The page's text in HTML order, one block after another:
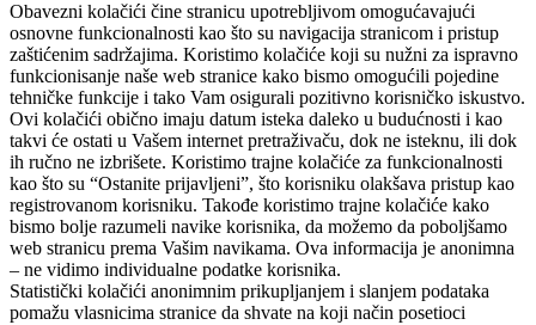
Obavezni kolačići čine stranicu upotrebljivom omogućavajući
osnovne funkcionalnosti kao što su navigacija stranicom i pristup
zaštićenim sadržajima. Koristimo kolačiće koji su nužni za ispravno
funkcionisanje naše web stranice kako bismo omogućili pojedine
tehničke funkcije i tako Vam osigurali pozitivno korisničko iskustvo.
Ovi kolačići obično imaju datum isteka daleko u budućnosti i kao
takvi će ostati u Vašem internet pretraživaču, dok ne isteknu, ili dok
ih ručno ne izbrišete. Koristimo trajne kolačiće za funkcionalnosti
kao što su “Ostanite prijavljeni”, što korisniku olakšava pristup kao
registrovanom korisniku. Takođe koristimo trajne kolačiće kako
bismo bolje razumeli navike korisnika, da možemo da poboljšamo
web stranicu prema Vašim navikama. Ova informacija je anonimna
– ne vidimo individualne podatke korisnika.
Statistički kolačići anonimnim prikupljanjem i slanjem podataka
pomažu vlasnicima stranice da shvate na koji način posetioci